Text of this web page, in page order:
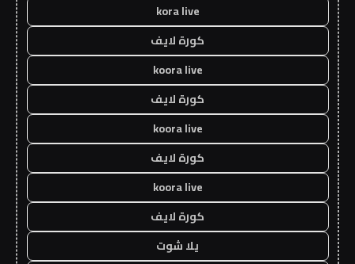
kora live
كورة لايف
koora live
كورة لايف
koora live
كورة لايف
koora live
كورة لايف
يلا شوت